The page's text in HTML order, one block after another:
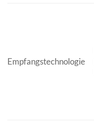
Empfangstechnologie